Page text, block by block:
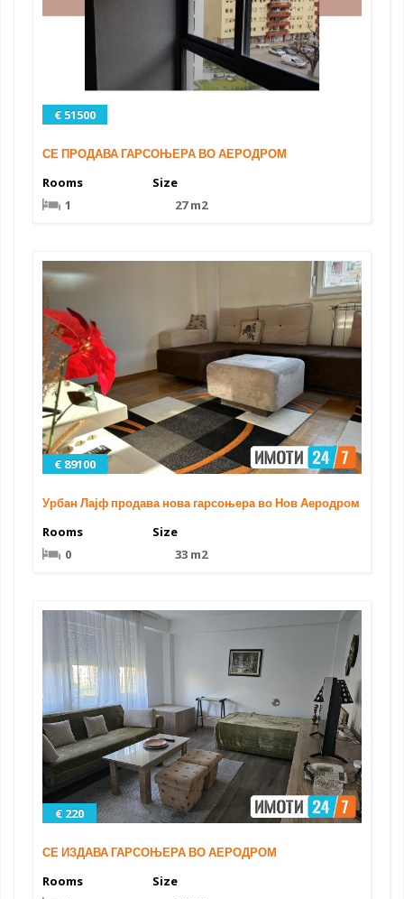
€ 51500
СЕ ПРОДАВА ГАРСОЊЕРА ВО АЕРОДРОМ
Rooms
1
Size
27 m2
€ 89100
Урбан Лајф продава нова гарсоњера во Нов Аеродром
Rooms
0
Size
33 m2
€ 220
СЕ ИЗДАВА ГАРСОЊЕРА ВО АЕРОДРОМ
Rooms
Size